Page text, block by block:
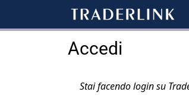
Accedi